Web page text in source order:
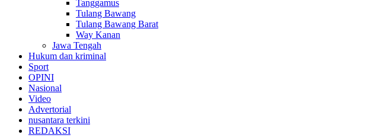
Tanggamus
Tulang Bawang
Tulang Bawang Barat
Way Kanan
Jawa Tengah
Hukum dan kriminal
Sport
OPINI
Nasional
Video
Advertorial
nusantara terkini
REDAKSI